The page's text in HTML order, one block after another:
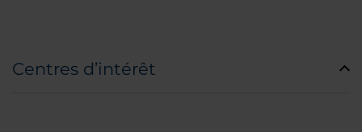
Centres d’intérêt